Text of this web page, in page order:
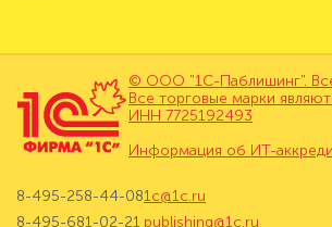
© ООО "1С-Паблишинг".
Все торговые марки
ИНН 7725192493
Информация об ИТ-
8-495-258-44-08
8-495-681-02-21
1c@1c.ru
publishing@1c.ru